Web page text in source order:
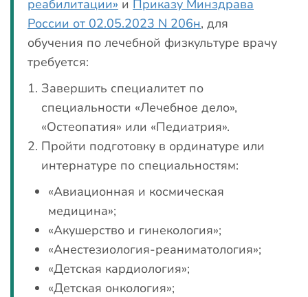
реабилитации» и Приказу Минздрава
России от 02.05.2023 N 206н, для
обучения по лечебной физкультуре врачу
требуется:
Завершить специалитет по
специальности «Лечебное дело»,
«Остеопатия» или «Педиатрия».
Пройти подготовку в ординатуре или
интернатуре по специальностям:
«Авиационная и космическая
медицина»;
«Акушерство и гинекология»;
«Анестезиология-реаниматология»;
«Детская кардиология»;
«Детская онкология»;